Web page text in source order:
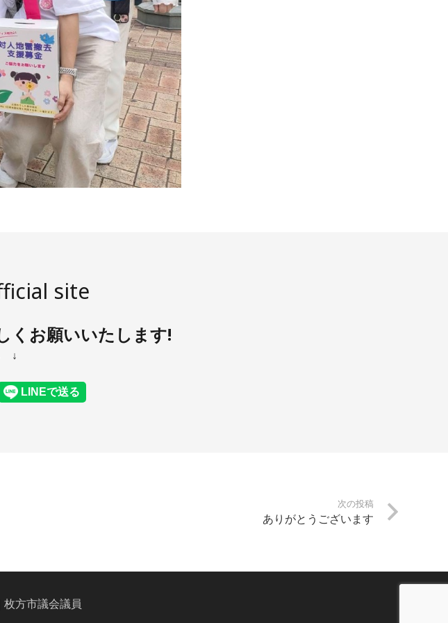
site
くお願いいたします!
↓
次の投稿
ありがとうございます
枚方市議会議員